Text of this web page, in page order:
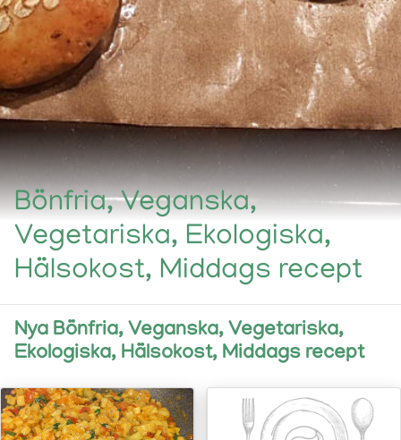
Bönfria, Veganska,
Vegetariska, Ekologiska,
Hälsokost, Middags recept
Nya Bönfria, Veganska, Vegetariska,
Ekologiska, Hälsokost, Middags recept